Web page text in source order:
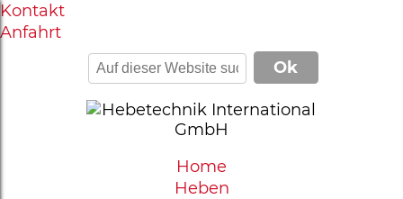
Kontakt
Anfahrt
Home
Heben